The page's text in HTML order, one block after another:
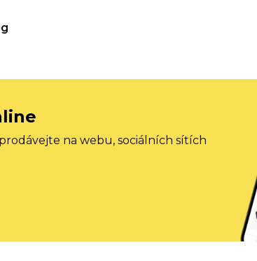
na webu, sociálních sítích